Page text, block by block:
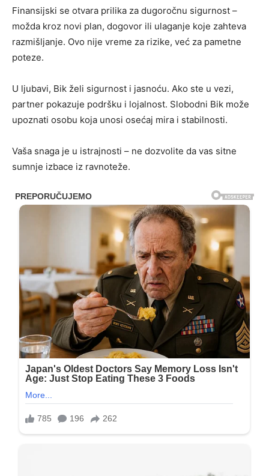
Finansijski se otvara prilika za dugoročnu sigurnost –
možda kroz novi plan, dogovor ili ulaganje koje zahteva
razmišljanje. Ovo nije vreme za rizike, već za pametne
poteze.
U ljubavi, Bik želi sigurnost i jasnoću. Ako ste u vezi,
partner pokazuje podršku i lojalnost. Slobodni Bik može
upoznati osobu koja unosi osećaj mira i stabilnosti.
Vaša snaga je u istrajnosti – ne dozvolite da vas sitne
sumnje izbace iz ravnoteže.